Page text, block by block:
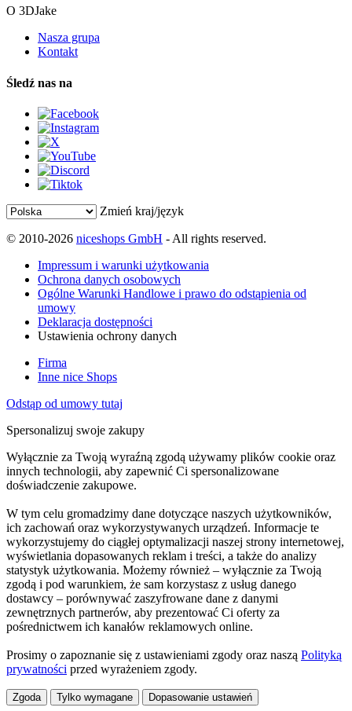
O 3DJake
Nasza grupa
Kontakt
Śledź nas na
Zmień kraj/język
© 2010-2026 niceshops GmbH - All rights reserved.
Impressum i warunki użytkowania
Ochrona danych osobowych
Ogólne Warunki Handlowe i prawo do odstąpienia od
umowy
Deklaracja dostępności
Ustawienia ochrony danych
Firma
Inne nice Shops
Odstąp od umowy tutaj
Spersonalizuj swoje zakupy
Wyłącznie za Twoją wyraźną zgodą używamy plików cookie oraz
innych technologii, aby zapewnić Ci spersonalizowane
doświadczenie zakupowe.
W tym celu gromadzimy dane dotyczące naszych użytkowników,
ich zachowań oraz wykorzystywanych urządzeń. Informacje te
wykorzystujemy do ciągłej optymalizacji naszej strony internetowej,
wyświetlania dopasowanych reklam i treści, a także do analizy
statystyk użytkowania. Możemy również – wyłącznie za Twoją
zgodą i pod warunkiem, że sam korzystasz z usług danego
dostawcy – porównywać zaszyfrowane dane z danymi
zewnętrznych partnerów, aby prezentować Ci oferty za
pośrednictwem ich kanałów reklamowych online.
Prosimy o zapoznanie się z ustawieniami zgody oraz naszą Polityką
prywatności przed wyrażeniem zgody.
Zgoda Tylko wymagane Dopasowanie ustawień